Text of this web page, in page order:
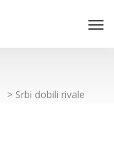
> Srbi dobili rivale